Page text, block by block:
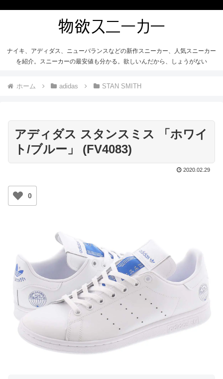
ナイキ、アディダス、ニューバランスなどの新作スニーカー、人気スニーカー
を紹介。スニーカーの最安値も分かる。欲しいんだから、しょうがない
ホーム adidas STAN SMITH
アディダス スタンスミス 「ホワイ
ト/ブルー」 (FV4083)
2020.02.29
0